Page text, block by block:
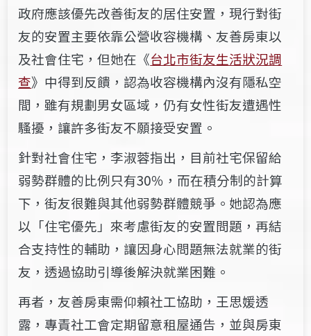
政府應該優先改善街友的居住安置，現行對街
友的安置主要依靠公營收容機構、友善房東以
及社會住宅，但她在《台北市街友生活狀況調
查》中得到反饋，認為收容機構內沒有隱私空
間，雖有規劃男女區域，仍有女性街友遭遇性
騷擾，讓許多街友不願接受安置。
針對社會住宅，李淑蓉指出，目前社宅保留給
弱勢群體的比例只有30％，而在積分制的計算
下，街友很難與其他弱勢群體競爭。她認為應
以「住宅優先」來考慮街友的安置問題，再結
合支持性的輔助，讓因身心問題無法就業的街
友，透過協助引導後解決就業困難。
再者，友善房東需仰賴社工協助，王思媛透
露，專責社工會定期留意租屋通告，並與房東